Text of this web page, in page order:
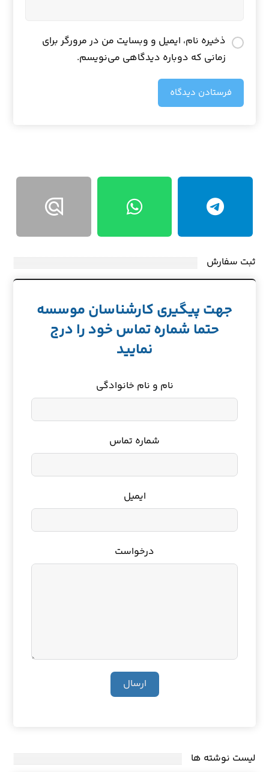
ذخیره نام، ایمیل و وبسایت من در مرورگر برای
زمانی که دوباره دیدگاهی می‌نویسم.
فرستادن دیدگاه
ثبت سفارش
جهت پیگیری کارشناسان موسسه
حتما شماره تماس خود را درج
نمایید
نام و نام خانوادگی
شماره تماس
ایمیل
درخواست
ارسال
لیست نوشته ها